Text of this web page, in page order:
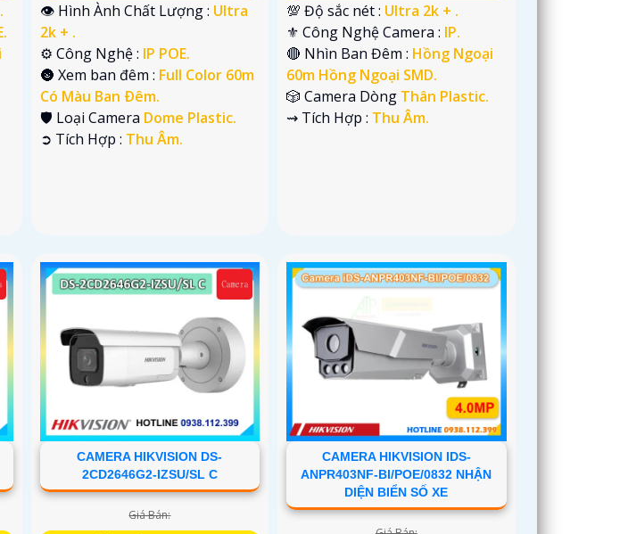
👁 Hình Ành Chất Lượng : Ultra
2k + .
⚙ Công Nghệ : IP POE.
🌚 Xem ban đêm : Full Color 60m
Có Màu Ban Ðêm.
🛡 Loại Camera Dome Plastic.
️➲ Tích Hợp : Thu Âm.
💯 Độ sắc nét : Ultra 2k + .
⚜️ Công Nghệ Camera : IP.
🔴 Nhìn Ban Đêm : Hồng Ngoại
60m Hồng Ngoại SMD.
🎲 Camera Dòng Thân Plastic.
️⇝ Tích Hợp : Thu Âm.
CAMERA HIKVISION DS-
2CD2646G2-IZSU/SL C
Giá Bán:
CAMERA HIKVISION IDS-
ANPR403NF-BI/POE/0832 NHẬN
DIỆN BIỂN SỐ XE